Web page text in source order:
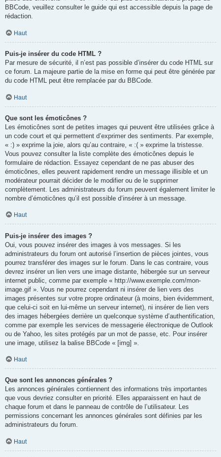
BBCode, veuillez consulter le guide qui est accessible depuis la page de
rédaction.
Haut
Puis-je insérer du code HTML ?
Par mesure de sécurité, il n’est pas possible d’insérer du code HTML sur
ce forum. La majeure partie de la mise en forme qui peut être générée par
du code HTML peut être remplacée par du BBCode.
Haut
Que sont les émoticônes ?
Les émoticônes sont de petites images qui peuvent être utilisées grâce à
un code court et qui permettent d’exprimer des sentiments. Par exemple,
« :) » exprime la joie, alors qu’au contraire, « :( » exprime la tristesse.
Vous pouvez consulter la liste complète des émoticônes depuis le
formulaire de rédaction. Essayez cependant de ne pas abuser des
émoticônes, elles peuvent rapidement rendre un message illisible et un
modérateur pourrait décider de le modifier ou de le supprimer
complètement. Les administrateurs du forum peuvent également limiter le
nombre d’émoticônes qu’il est possible d’insérer à un message.
Haut
Puis-je insérer des images ?
Oui, vous pouvez insérer des images à vos messages. Si les
administrateurs du forum ont autorisé l’insertion de pièces jointes, vous
pourrez transférer des images sur le forum. Dans le cas contraire, vous
devrez insérer un lien vers une image distante, hébergée sur un serveur
internet public, comme par exemple « http://www.exemple.com/mon-
image.gif ». Vous ne pourrez cependant ni insérer de lien vers des
images présentes sur votre propre ordinateur (à moins, bien évidemment,
que celui-ci soit en lui-même un serveur internet), ni insérer de lien vers
des images hébergées derrière un quelconque système d’authentification,
comme par exemple les services de messagerie électronique de Outlook
ou de Yahoo, les sites protégés par un mot de passe, etc. Pour insérer
une image, utilisez la balise BBCode « [img] ».
Haut
Que sont les annonces générales ?
Les annonces générales contiennent des informations très importantes
que vous devriez consulter en priorité. Elles apparaissent en haut de
chaque forum et dans le panneau de contrôle de l’utilisateur. Les
permissions concernant les annonces générales sont définies par les
administrateurs du forum.
Haut